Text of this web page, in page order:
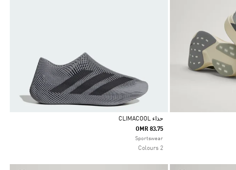
Selected
حذاء CLIMACOOL
OMR 83.75
Sportswear
2 Colours